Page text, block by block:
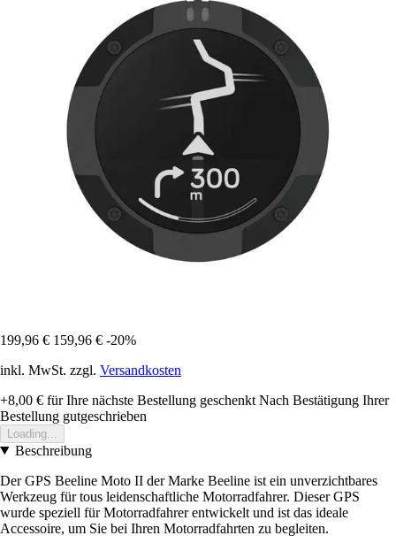
199,96 € 159,96 € -20%
inkl. MwSt. zzgl. Versandkosten
+8,00 € für Ihre nächste Bestellung geschenkt Nach Bestätigung Ihrer
Bestellung gutgeschrieben
Loading...
Beschreibung
Der GPS Beeline Moto II der Marke Beeline ist ein unverzichtbares
Werkzeug für tous leidenschaftliche Motorradfahrer. Dieser GPS
wurde speziell für Motorradfahrer entwickelt und ist das ideale
Accessoire, um Sie bei Ihren Motorradfahrten zu begleiten.